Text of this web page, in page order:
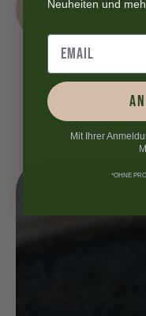
Neuheiten und
Mit Ihrer
*OHNE